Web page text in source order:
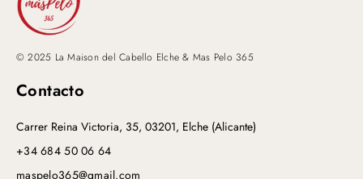
© 2025 La Maison del Cabello Elche & Mas Pelo 365
Contacto
Carrer Reina Victoria, 35, 03201, Elche (Alicante)
+34 684 50 06 64
maspelo365@gmail.com